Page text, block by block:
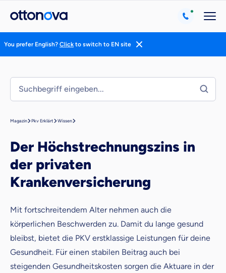
You prefer English? Click to switch to EN site
Magazin Pkv Erklärt Wissen
Der Höchstrechnungszins in
der privaten
Krankenversicherung
Mit fortschreitendem Alter nehmen auch die
körperlichen Beschwerden zu. Damit du lange gesund
bleibst, bietet die PKV erstklassige Leistungen für deine
Gesundheit. Für einen stabilen Beitrag auch bei
steigenden Gesundheitskosten sorgen die Aktuare in der
Weil es uns wichtig ist, dass
du dich gut beraten fühlst.